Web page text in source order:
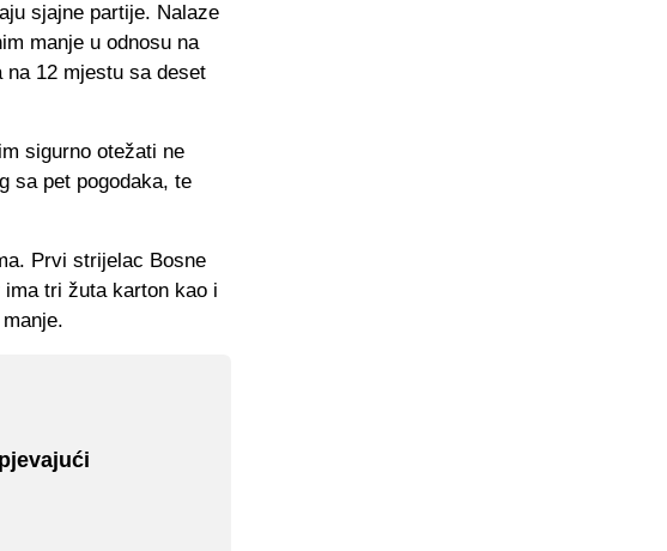
sjajne partije. Nalaze
manje u odnosu na
12 mjestu sa deset
sigurno otežati ne
sa pet pogodaka, te
Prvi strijelac Bosne
tri žuta karton kao i